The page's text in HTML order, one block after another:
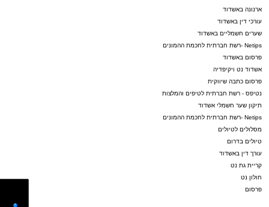
ארנונה באשדוד
עורכי דין באשדוד
שערים חשמליים באשדוד
Netips -רשת חברתית לחכמת ההמונים
פרסום באשדוד
אשדוד נט ויקיפדיה
פרסום כתבה שיווקית
נטיפס - רשת חברתית לטיפים והמלצות
תיקון שער חשמלי אשדוד
Netips -רשת חברתית לחכמת ההמונים
מסלולים לטיולים
טיולים בדרום
עורך דין באשדוד
קריית גת נט
חולון נט
פרסום